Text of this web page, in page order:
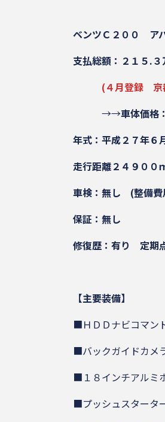
ベンツＣ２００ ア
支払総額：２１５.
(４月登録 京
→→車体価格
年式：平成２７年６
走行距離２４９００
車検：無し
(整備
保証：無し
修復歴：有り
定期
【主要装備】
■ＨＤＤナビコマ
■バックガイドカ
■１８インチアル
■プッシュス